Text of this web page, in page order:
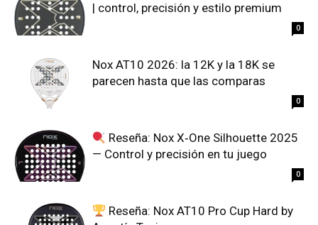
| control, precisión y estilo premium
0
Nox AT10 2026: la 12K y la 18K se
parecen hasta que las comparas
0
Reseña: Nox X‑One Silhouette 2025
— Control y precisión en tu juego
0
Reseña: Nox AT10 Pro Cup Hard by